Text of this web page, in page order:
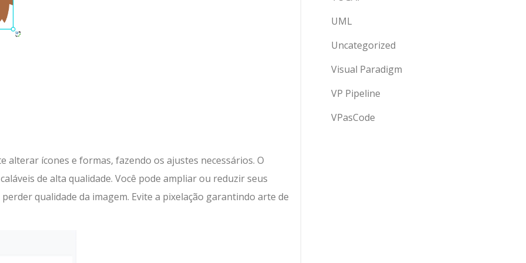
alterar ícones e formas, fazendo os ajustes necessários. O
de alta qualidade. Você pode ampliar ou reduzir seus
qualidade da imagem. Evite a pixelação garantindo arte de
UML
Uncategorized
Visual Paradigm
VP Pipeline
VPasCode